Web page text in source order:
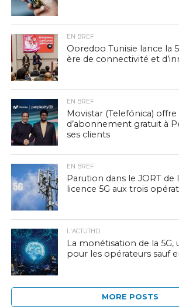
EN BREF
Ooredoo Tunisie lance la
ère de connectivité et
EN BREF
Movistar (Telefónica) offre
d’abonnement gratuit à
ses clients
EN BREF
Parution dans le JORT de
licence 5G aux trois
L'ACTUTHD
La monétisation de la 5G,
pour les opérateurs sauf
MORE POSTS